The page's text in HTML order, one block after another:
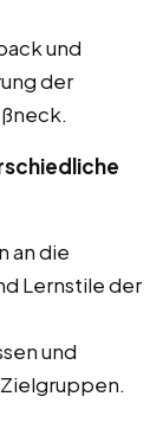
und
der
an die
Lernstile der
und